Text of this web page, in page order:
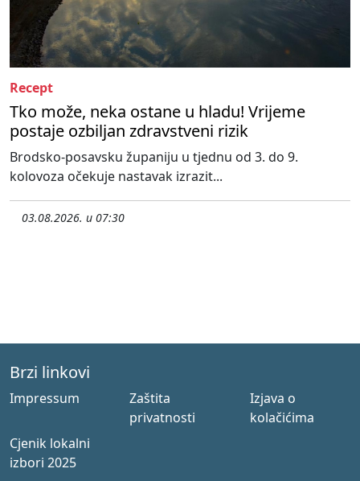
Recept
Tko može, neka ostane u hladu! Vrijeme
postaje ozbiljan zdravstveni rizik
Brodsko-posavsku županiju u tjednu od 3. do 9.
kolovoza očekuje nastavak izrazit...
03.08.2026. u 07:30
Brzi linkovi
Impressum
Zaštita
privatnosti
Izjava o
kolačićima
Cjenik lokalni
izbori 2025